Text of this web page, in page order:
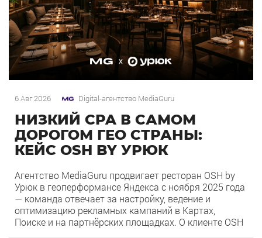
6 Авг 2026 Digital-агентство MediaGuru
НИЗКИЙ CPA В САМОМ
ДОРОГОМ ГЕО СТРАНЫ:
КЕЙС OSH BY УРЮК
Агентство MediaGuru продвигает ресторан OSH by
Урюк в геоперформансе Яндекса с ноября 2025 года
— команда отвечает за настройку, ведение и
оптимизацию рекламных кампаний в Картах,
Поиске и на партнёрских площадках. О клиенте OSH